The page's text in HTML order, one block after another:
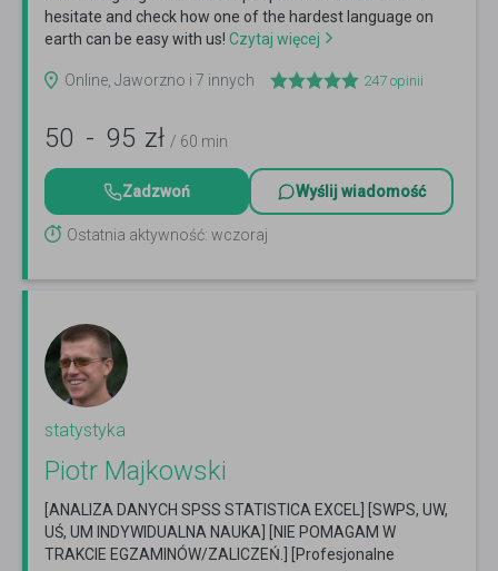
hesitate and check how one of the hardest language on
earth can be easy with us! Czytaj więcej
Online, Jaworzno i 7 innych 247 opinii
50 - 95 zł / 60 min
Zadzwoń Wyślij wiadomość
Ostatnia aktywność: wczoraj
statystyka
Piotr Majkowski
[ANALIZA DANYCH SPSS STATISTICA EXCEL] [SWPS, UW,
UŚ, UM INDYWIDUALNA NAUKA] [NIE POMAGAM W
TRAKCIE EGZAMINÓW/ZALICZEŃ.] [Profesjonalne